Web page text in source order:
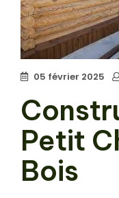
05 février 2025
Petit
Bois